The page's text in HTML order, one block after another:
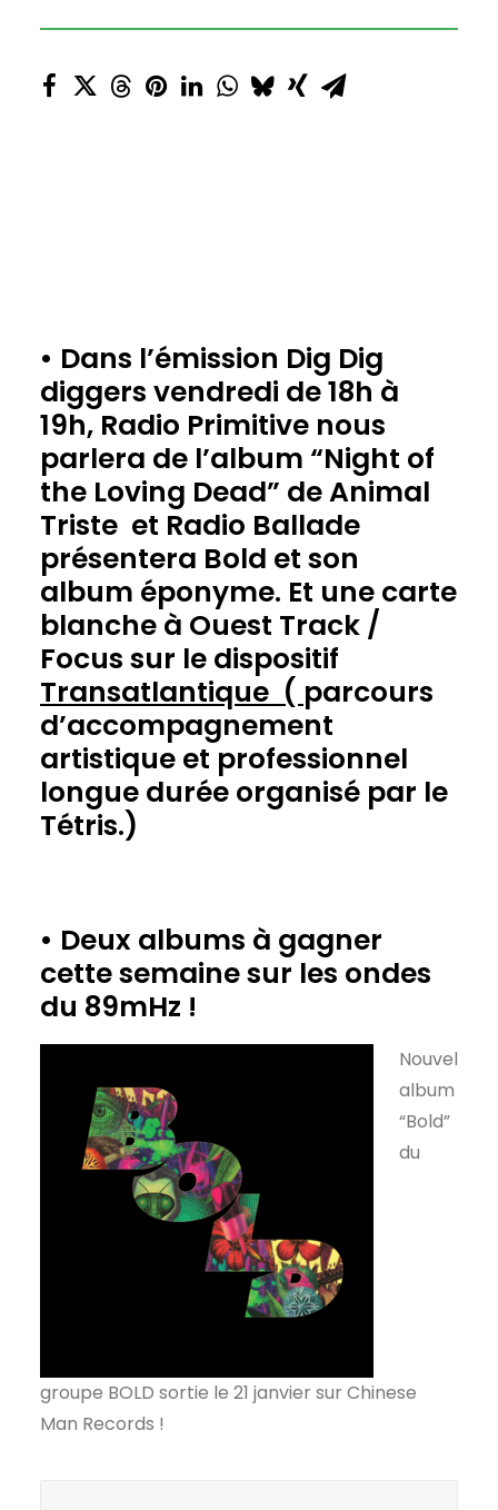
• Dans l’émission Dig Dig
diggers vendredi de 18h à
19h, Radio Primitive nous
parlera de l’album “Night of
the Loving Dead” deAnimal
Triste et Radio Ballade
présentera Bold et son
album éponyme. Et une carte
blanche à Ouest Track /
Focus sur le dispositif
Transatlantique ( parcours
d’accompagnement
artistique et professionnel
longue durée organisé par le
Tétris.)
• Deux albums à gagner
cette semaine sur les ondes
du 89mHz !
Nouvel
album
“Bold”
du
groupe BOLD sortie le 21 janvier sur Chinese
Man Records !